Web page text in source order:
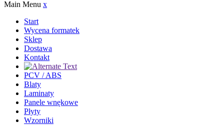
Main Menu x
Start
Wycena formatek
Sklep
Dostawa
Kontakt
PCV / ABS
Blaty
Laminaty
Panele wnękowe
Płyty
Wzorniki